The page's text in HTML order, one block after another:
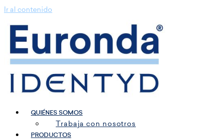
Ir al contenido
QUIÉNES SOMOS
Trabaja con nosotros
PRODUCTOS